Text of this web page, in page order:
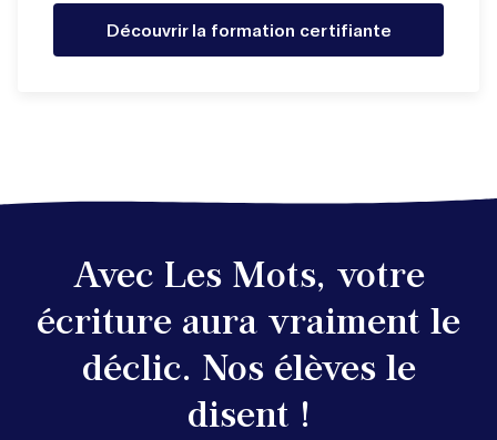
Découvrir la formation certifiante
Avec Les Mots, votre
écriture aura vraiment le
déclic. Nos élèves le
disent !